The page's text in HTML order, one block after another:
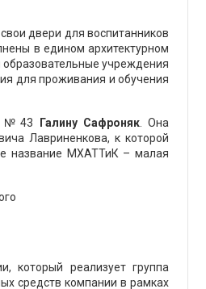
двери для воспитанников
в едином архитектурном
учреждения
для проживания и обучения
№ 43 Галину Сафроняк. Она
Лавриненкова, к которой
название МХАТТиК – малая
который реализует группа
средств компании в рамках